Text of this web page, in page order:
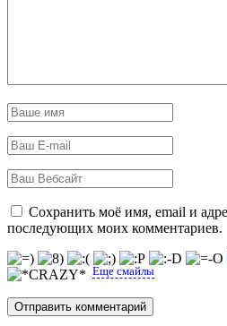
Сохранить моё имя, email и
последующих моих комментариев.
Еще смайлы